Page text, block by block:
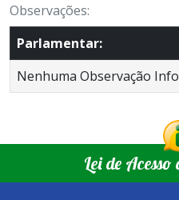
Observações:
Parlamentar:
Nenhuma Observação
Lei de